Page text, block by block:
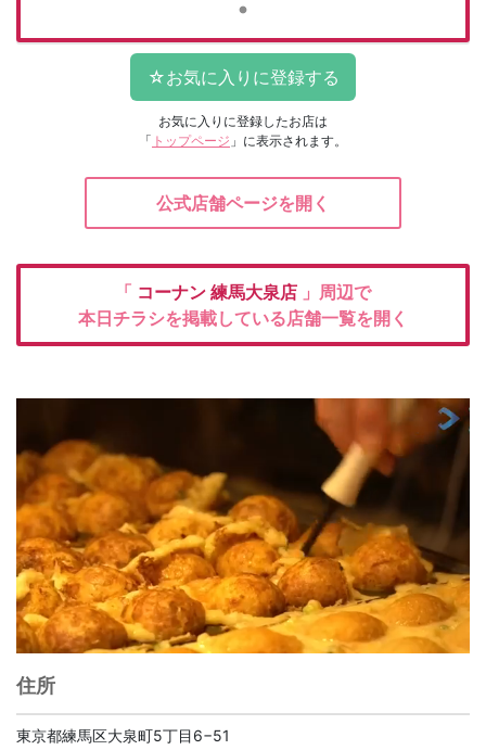
お気に入りに登録したお店は
「 トップページ 」に表示されます。
公式店舗ページを開く
「 コーナン 練馬大泉店 」周辺で
本日チラシを掲載している店舗一覧を開く
住所
東京都練馬区大泉町5丁目6−51